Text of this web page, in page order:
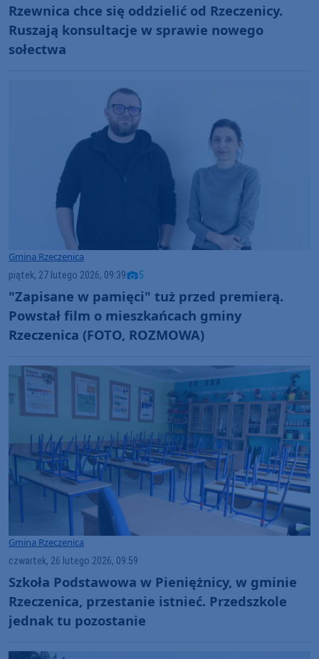
Rzewnica chce się oddzielić od Rzeczenicy.
Ruszają konsultacje w sprawie nowego
sołectwa
Gmina Rzeczenica
piątek, 27 lutego 2026, 09:39 5
"Zapisane w pamięci" tuż przed premierą.
Powstał film o mieszkańcach gminy
Rzeczenica (FOTO, ROZMOWA)
Gmina Rzeczenica
czwartek, 26 lutego 2026, 09:59
Szkoła Podstawowa w Pieniężnicy, w gminie
Rzeczenica, przestanie istnieć. Przedszkole
jednak tu pozostanie